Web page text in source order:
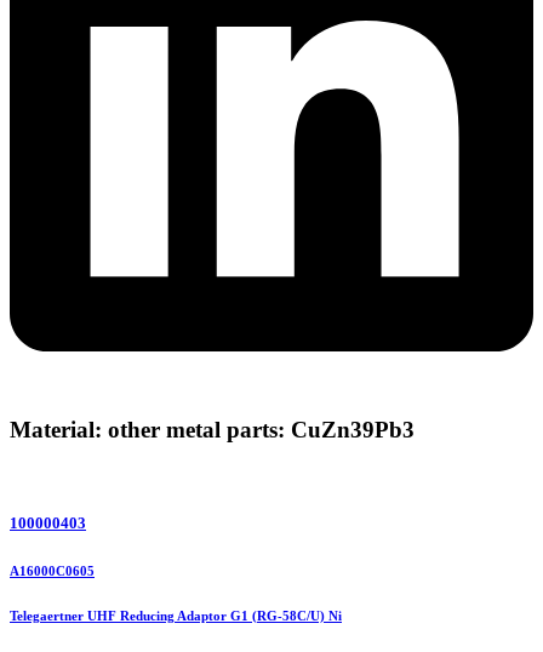
Material: other metal parts: CuZn39Pb3
100000403
A16000C0605
Telegaertner UHF Reducing Adaptor G1 (RG-58C/U) Ni